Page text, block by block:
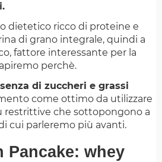
dietetico ricco di proteine e
di grano integrale, quindi a
fattore interessante per la
perchè.
di zuccheri e grassi
come ottimo da utilizzare
restrittive che sottopongono a
cui parleremo più avanti.
Pancake: whey